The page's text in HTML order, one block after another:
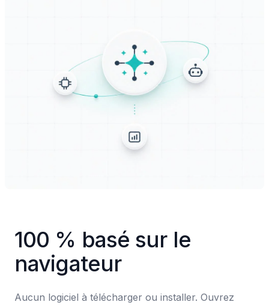
100 % basé sur le
navigateur
Aucun logiciel à télécharger ou installer. Ouvrez